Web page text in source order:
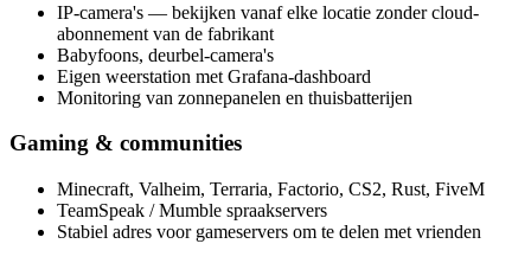
IP-camera's — bekijken vanaf elke locatie zonder cloud-
abonnement van de fabrikant
Babyfoons, deurbel-camera's
Eigen weerstation met Grafana-dashboard
Monitoring van zonnepanelen en thuisbatterijen
Gaming & communities
Minecraft, Valheim, Terraria, Factorio, CS2, Rust, FiveM
TeamSpeak / Mumble spraakservers
Stabiel adres voor gameservers om te delen met vrienden